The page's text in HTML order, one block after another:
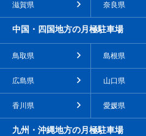
滋賀県 奈良県
中国・四国地方の月極駐車場
鳥取県 島根県
広島県 山口県
香川県 愛媛県
九州・沖縄地方の月極駐車場